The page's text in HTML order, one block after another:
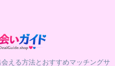
える方法とおすすめマッチングサ